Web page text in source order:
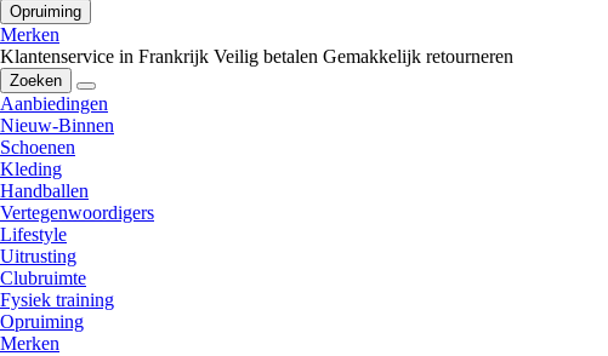
Opruiming
Merken
Klantenservice in Frankrijk Veilig betalen Gemakkelijk retourneren
Zoeken
Aanbiedingen
Nieuw-Binnen
Schoenen
Kleding
Handballen
Vertegenwoordigers
Lifestyle
Uitrusting
Clubruimte
Fysiek training
Opruiming
Merken